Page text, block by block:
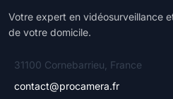
Votre expert en vidéosurveillance
de votre domicile.
31100 Cornebarrieu, France
contact@procamera.fr